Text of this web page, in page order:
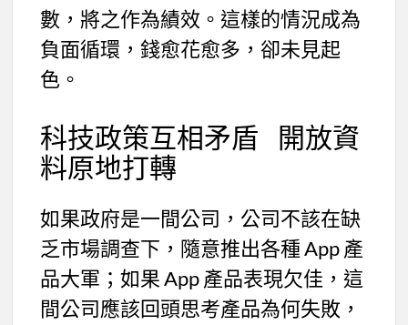
數，將之作為績效。這樣的情況成為
負面循環，錢愈花愈多，卻未見起
色。
科技政策互相矛盾 開放資
料原地打轉
如果政府是一間公司，公司不該在缺
乏市場調查下，隨意推出各種 App 產
品大軍；如果 App 產品表現欠佳，這
間公司應該回頭思考產品為何失敗，